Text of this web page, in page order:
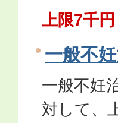
上限7千円
一般不
一般不妊
対して、